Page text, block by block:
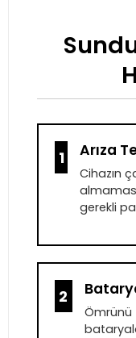
1 Arıza
Cihazın
gerekli
2
Ömrünü